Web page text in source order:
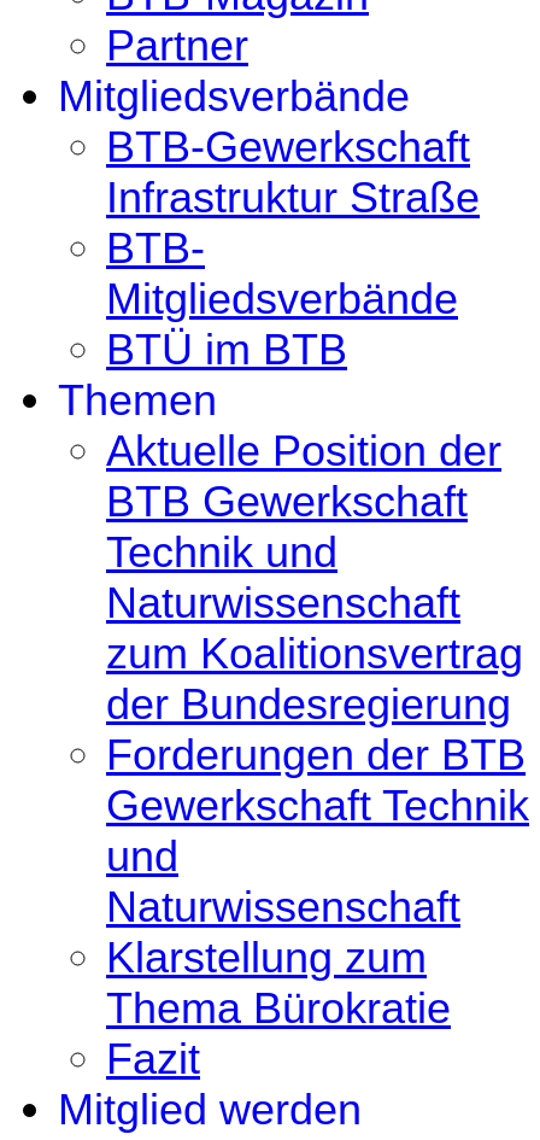
Partner
Mitgliedsverbände
BTB-Gewerkschaft
Infrastruktur Straße
BTB-
Mitgliedsverbände
BTÜ im BTB
Themen
Aktuelle Position der
BTB Gewerkschaft
Technik und
Naturwissenschaft
zum Koalitionsvertrag
der Bundesregierung
Forderungen der BTB
Gewerkschaft Technik
und
Naturwissenschaft
Klarstellung zum
Thema Bürokratie
Fazit
Mitglied werden